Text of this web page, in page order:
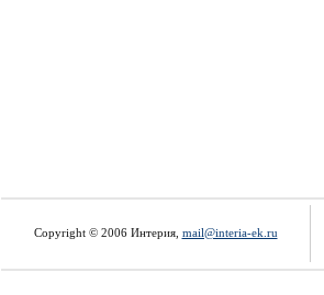
Copyright © 2006 Интерия, mail@interia-ek.ru